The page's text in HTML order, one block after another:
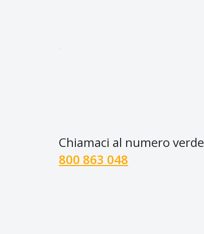
Chiamaci al numero verde
800 863 048